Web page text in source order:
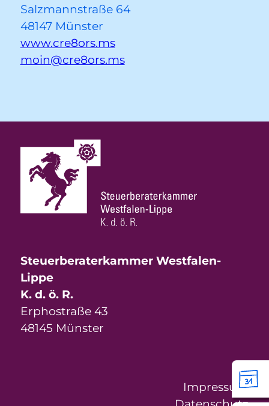
Salzmannstraße 64
48147 Münster
www.cre8ors.ms
moin@cre8ors.ms
Steuerberaterkammer Westfalen-
Lippe
K. d. ö. R.
Erphostraße 43
48145 Münster
Impressum